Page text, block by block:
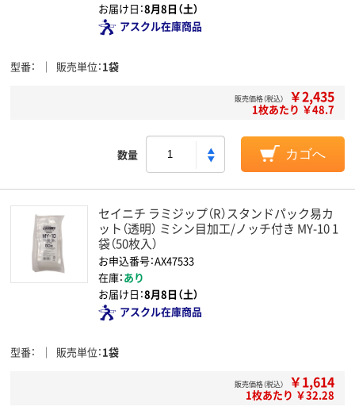
お届け日：8月8日（土）
アスクル在庫商品
型番 販売単位 1袋
販売価格（税込） ￥2,435
1枚あたり ￥48.7
数量 カゴへ
セイニチ ラミジップ（R）スタンドパック易カ
ット（透明） ミシン目加工/ノッチ付き MY-10 1
袋（50枚入）
お申込番号：AX47533
在庫：あり
お届け日：8月8日（土）
アスクル在庫商品
型番 販売単位 1袋
販売価格（税込） ￥1,614
1枚あたり ￥32.28